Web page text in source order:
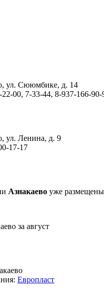
ул. Сююмбике, д. 14
00, 7-33-44, 8-937-166-90-
ул. Ленина, д. 9
17-17
Азнакаево уже
за август
Европласт